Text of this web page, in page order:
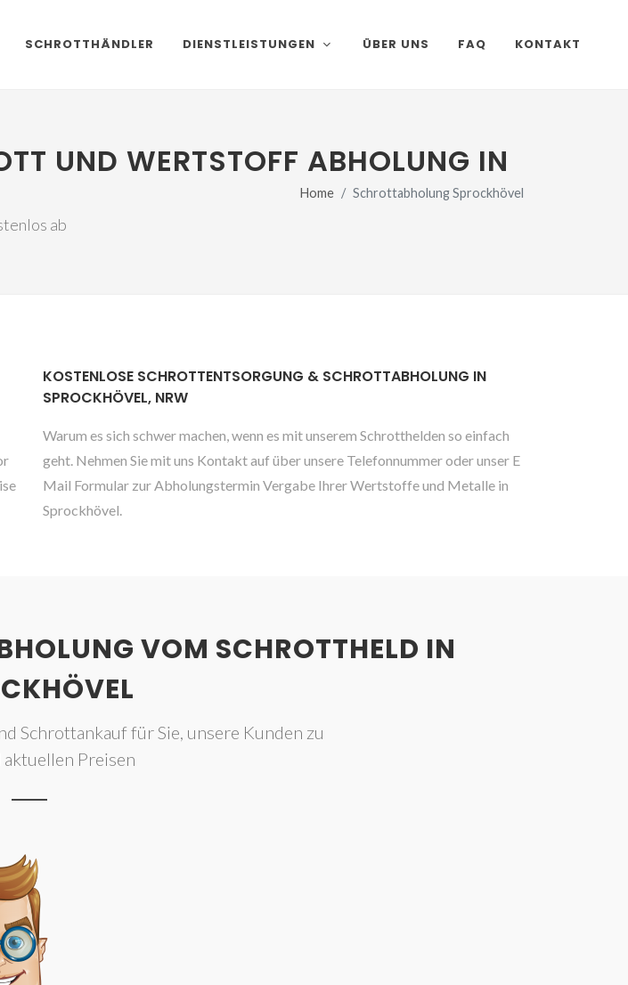
SCHROTTHÄNDLER DIENSTLEISTUNGEN ÜBER UNS FAQ KONTAKT
UND WERTSTOFF ABHOLUNG IN
ab
Home Schrottabholung Sprockhövel
KOSTENLOSE SCHROTTENTSORGUNG & SCHROTTABHOLUNG IN
SPROCKHÖVEL, NRW
Warum es sich schwer machen, wenn es mit unserem Schrotthelden so einfach
geht. Nehmen Sie mit uns Kontakt auf über unsere Telefonnummer oder unser E
Mail Formular zur Abholungstermin Vergabe Ihrer Wertstoffe und Metalle in
Sprockhövel.
VOM SCHROTTHELD IN
Schrottankauf für Sie, unsere Kunden zu
Preisen